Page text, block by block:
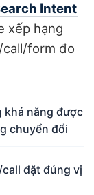
Intent
xếp hạng
form đo
khả năng được
chuyển đổi
đặt đúng vị